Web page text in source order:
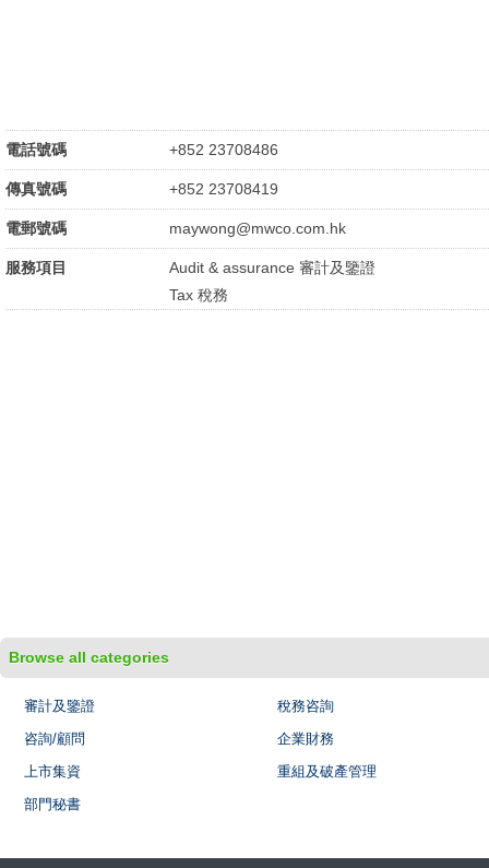
電話號碼 +852 23708486
傳真號碼 +852 23708419
電郵號碼 maywong@mwco.com.hk
服務項目
Audit & assurance 審計及鑒證
Tax 稅務
Browse all categories
審計及鑒證
稅務咨詢
咨詢/顧問
企業財務
上市集資
重組及破產管理
部門秘書